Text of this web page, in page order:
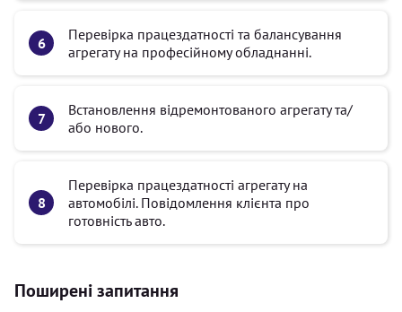
Перевірка працездатності та балансування
агрегату на професійному обладнанні.
Встановлення відремонтованого агрегату та/
або нового.
Перевірка працездатності агрегату на
автомобілі. Повідомлення клієнта про
готовність авто.
Поширені запитання